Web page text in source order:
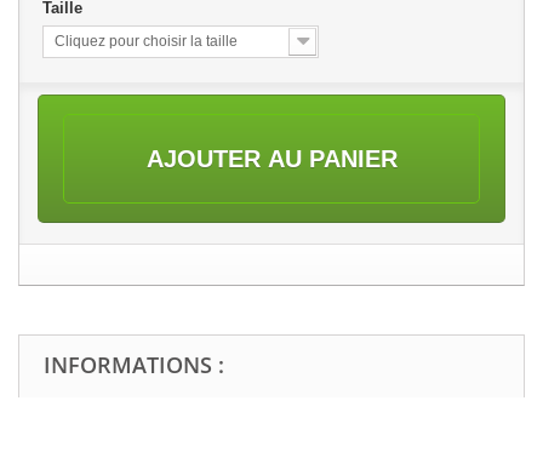
Taille
Cliquez pour choisir la taille
AJOUTER AU PANIER
INFORMATIONS :